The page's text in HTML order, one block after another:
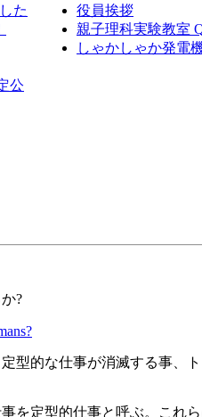
た
公
役員挨拶
親子理科実験教室
しゃかしゃか発電
?
型的な仕事が消滅する事、
を定型的仕事と呼ぶ。これ